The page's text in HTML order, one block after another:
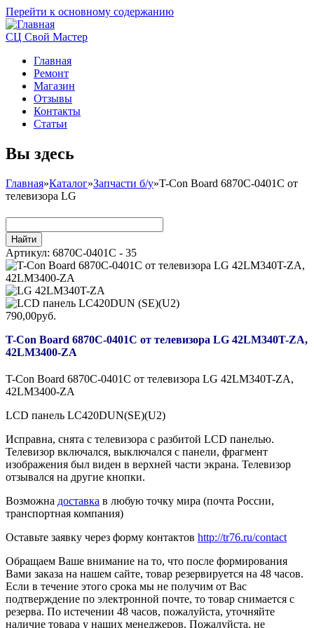
Перейти к основному содержанию
СЦ Свой Мастер
Главная
Ремонт
Магазин
Отзывы
Контакты
Статьи
Вы здесь
Главная»Каталог»Запчасти б/у»T-Con Board 6870C-0401C от
телевизора LG
Артикул: 6870C-0401C - 35
790,00руб.
T-Con Board 6870C-0401C от телевизора LG 42LM340T-ZA,
42LM3400-ZA
T-Con Board 6870C-0401C от телевизора LG 42LM340T-ZA,
42LM3400-ZA
LCD панель LC420DUN(SE)(U2)
Исправна, снята с телевизора с разбитой LCD панелью.
Телевизор включался, выключался с панели, фрагмент
изображения был виден в верхней части экрана. Телевизор
отзывался на другие кнопки.
Возможна доставка в любую точку мира (почта России,
транспортная компания)
Оставьте заявку через форму контактов http://tr76.ru/contact
Обращаем Ваше внимание на то, что после формирования
Вами заказа на нашем сайте, товар резервируется на 48 часов.
Если в течение этого срока мы не получим от Вас
подтверждение по электронной почте, то товар снимается с
резерва. По истечении 48 часов, пожалуйста, уточняйте
наличие товара у наших менеджеров. Пожалуйста, не